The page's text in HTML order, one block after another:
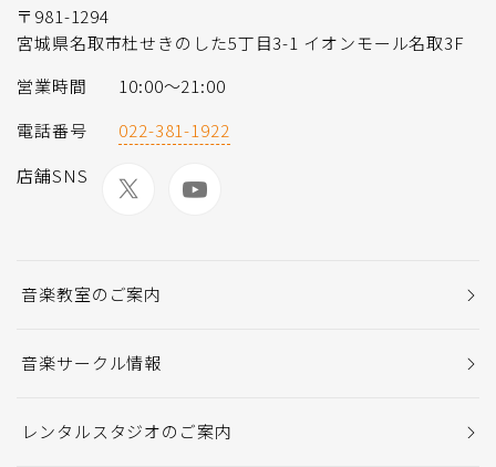
〒981-1294
宮城県名取市杜せきのした5丁目3-1 イオンモール名取3F
営業時間
10:00～21:00
電話番号
022-381-1922
店舗SNS
音楽教室のご案内
音楽サークル情報
レンタルスタジオのご案内